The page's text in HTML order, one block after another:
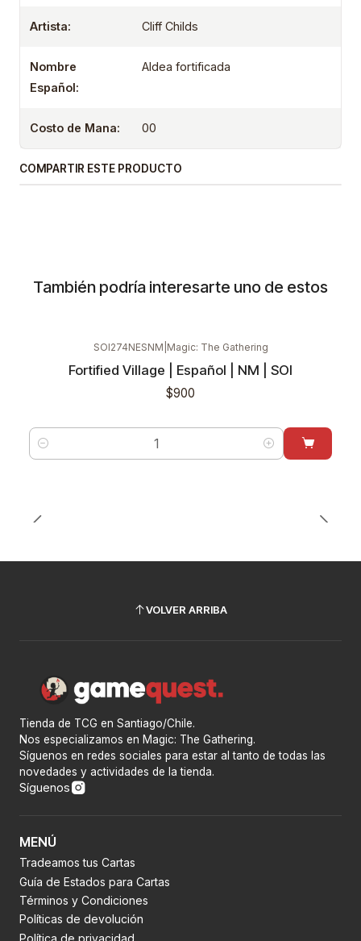
Artista: Cliff Childs
Nombre
Español:
Aldea fortificada
Costo de Mana: 00
COMPARTIR ESTE PRODUCTO
También podría interesarte uno de estos
SOI274NESNM Magic: The Gathering
Fortified Village | Español | NM | SOI
$900
Cantidad
VOLVER ARRIBA
Tienda de TCG en Santiago/Chile.
Nos especializamos en Magic: The Gathering.
Síguenos en redes sociales para estar al tanto de todas las
novedades y actividades de la tienda.
Síguenos
MENÚ
Tradeamos tus Cartas
Guía de Estados para Cartas
Términos y Condiciones
Políticas de devolución
Política de privacidad